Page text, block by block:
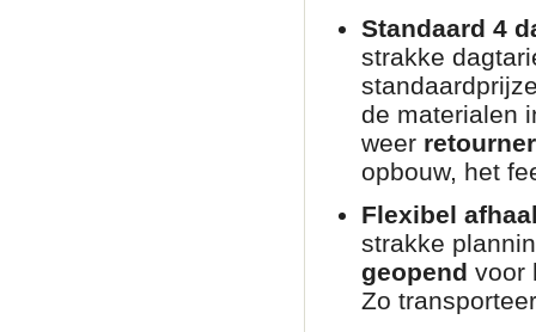
Standaard 4
strakke
de materialen
weer
opbouw, het
Flexibel
strakke
geopend voor
Zo